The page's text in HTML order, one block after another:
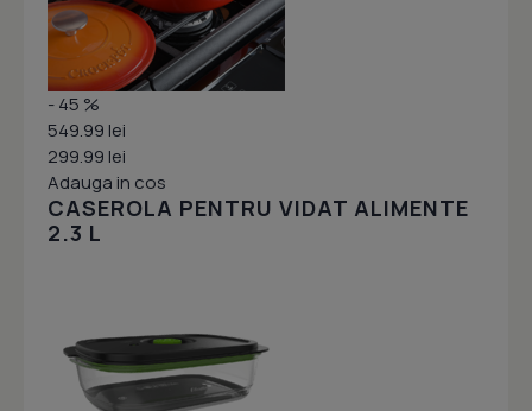
- 45 %
549.99 lei
299.99 lei
Adauga in cos
CASEROLA PENTRU VIDAT ALIMENTE
2.3 L